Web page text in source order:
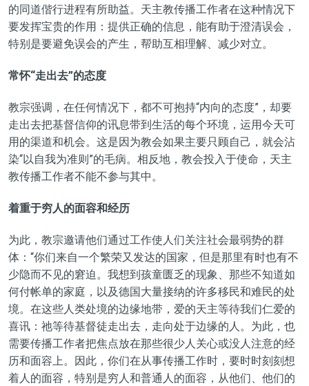
的同道偕行进程有所助益。天主教传播工作者在这种情况下
要发挥宝贵的作用：提供正确的信息，能有助于澄清误会，
特别是要避免误会的产生，帮助互相理解、减少对立。
常怀“走出去”的态度
教宗强调，在任何情况下，都不可抱持“内向的态度”，却要
走出去把基督信仰的讯息带到生活的每个环境，运用今天可
用的渠道和机会。这是因为教会如果主要只顾自己，就会沾
染“以自我为准则”的毛病。相反地，教会投入于使命，天主
教传播工作者不能不参与其中。
着重于穷人的面容和经历
为此，教宗邀请他们通过工作使人们关注社会最弱势的群
体：“你们来自一个繁荣又发达的国家，但是那里有时也有不
少隐而不见的窘迫。我想到孩童匮乏的现象、那些不知道如
何付帐单的家庭，以及德国大量接纳的许多移民和难民的处
境。在这些人类处境的边缘地带，爱的天主等待我们仁爱的
喜讯：祂等待基督徒走出去，走向处于边缘的人。为此，也
需要传播工作者把焦点放在那些很少人关心或没人注意的经
历和面容上。因此，你们在从事传播工作时，要时时刻刻想
着人的面容，特别是穷人和普通人的面容，从他们、他们的